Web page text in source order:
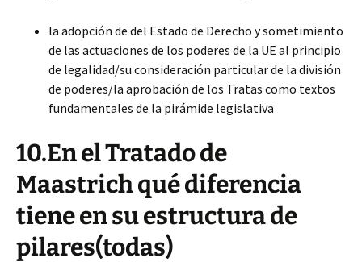
la adopción de del Estado de Derecho y sometimiento
de las actuaciones de los poderes de la UE al principio
de legalidad/su consideración particular de la división
de poderes/la aprobación de los Tratas como textos
fundamentales de la pirámide legislativa
10.En el Tratado de
Maastrich qué diferencia
tiene en su estructura de
pilares(todas)